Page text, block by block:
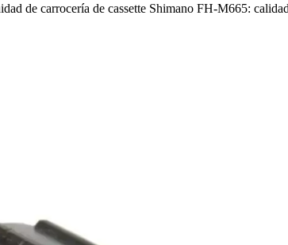
de carrocería de cassette Shimano FH-M665: